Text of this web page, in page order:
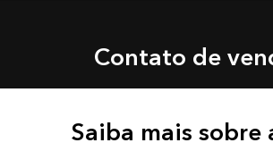
Contato de
Saiba mais sobre